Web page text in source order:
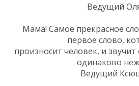
Ведущий
Мама! Самое прекрасное
первое слово,
произносит человек, и звучит
одинаково
Ведущий